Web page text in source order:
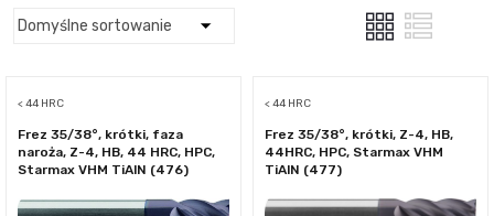
< 44 HRC
Frez 35/38°, krótki, faza
naroża, Z-4, HB, 44 HRC, HPC,
Starmax VHM TiAlN (476)
< 44 HRC
Frez 35/38°, krótki, Z-4, HB,
44HRC, HPC, Starmax VHM
TiAlN (477)